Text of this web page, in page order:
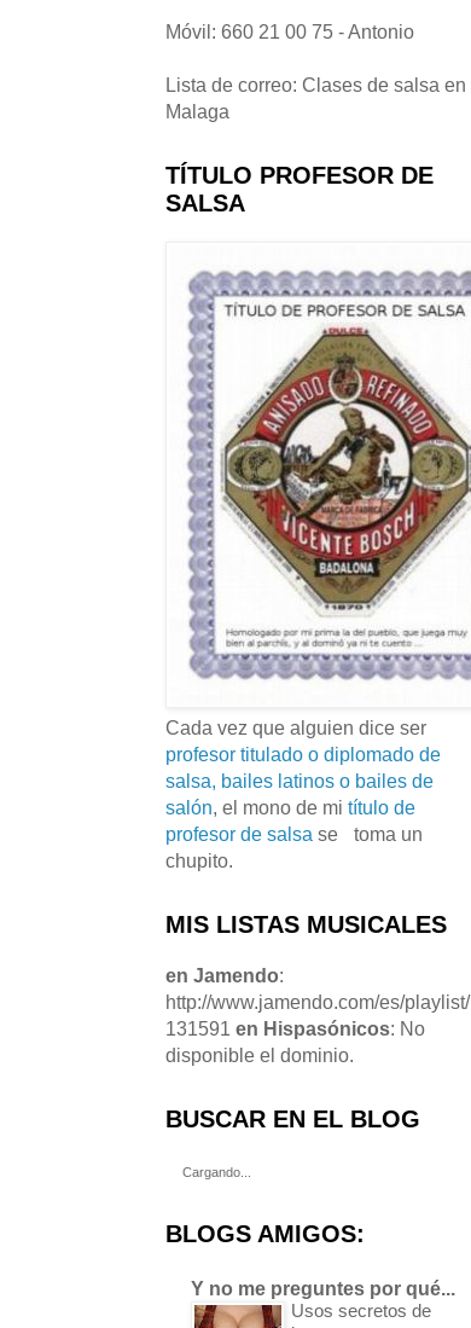
Móvil: 660 21 00 75 - Antonio
Lista de correo: Clases de salsa en
Malaga
TÍTULO PROFESOR DE
SALSA
Cada vez que alguien dice ser
profesor titulado o diplomado de
salsa, bailes latinos o bailes de
salón, el mono de mi título de
profesor de salsa se
toma un
chupito.
MIS LISTAS MUSICALES
en Jamendo:
http://www.jamendo.com/es/playlist/
131591 en Hispasónicos: No
disponible el dominio.
BUSCAR EN EL BLOG
Cargando...
BLOGS AMIGOS:
Y no me preguntes por qué...
Usos secretos de